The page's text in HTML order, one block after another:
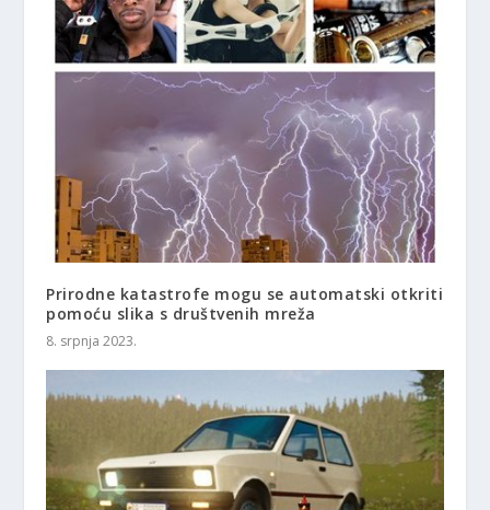
Prirodne katastrofe mogu se automatski otkriti
pomoću slika s društvenih mreža
8. srpnja 2023.